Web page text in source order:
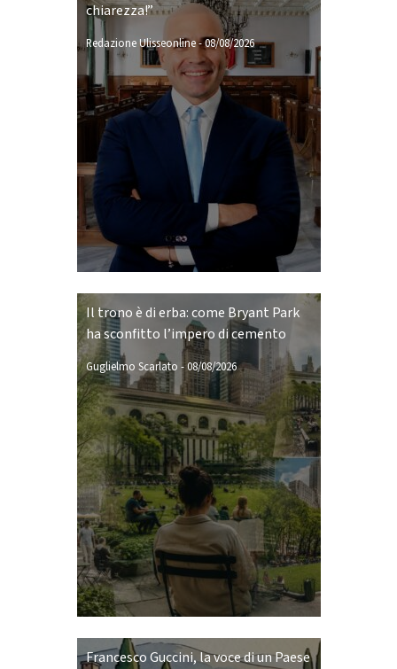
chiarezza!”
Redazione Ulisseonline-08/08/2026
Il trono è di erba: come Bryant Park
ha sconfitto l’impero di cemento
Guglielmo Scarlato -08/08/2026
Francesco Guccini, la voce di un Paese